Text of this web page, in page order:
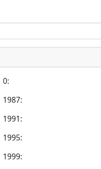
0:
1987:
1991:
1995:
1999: